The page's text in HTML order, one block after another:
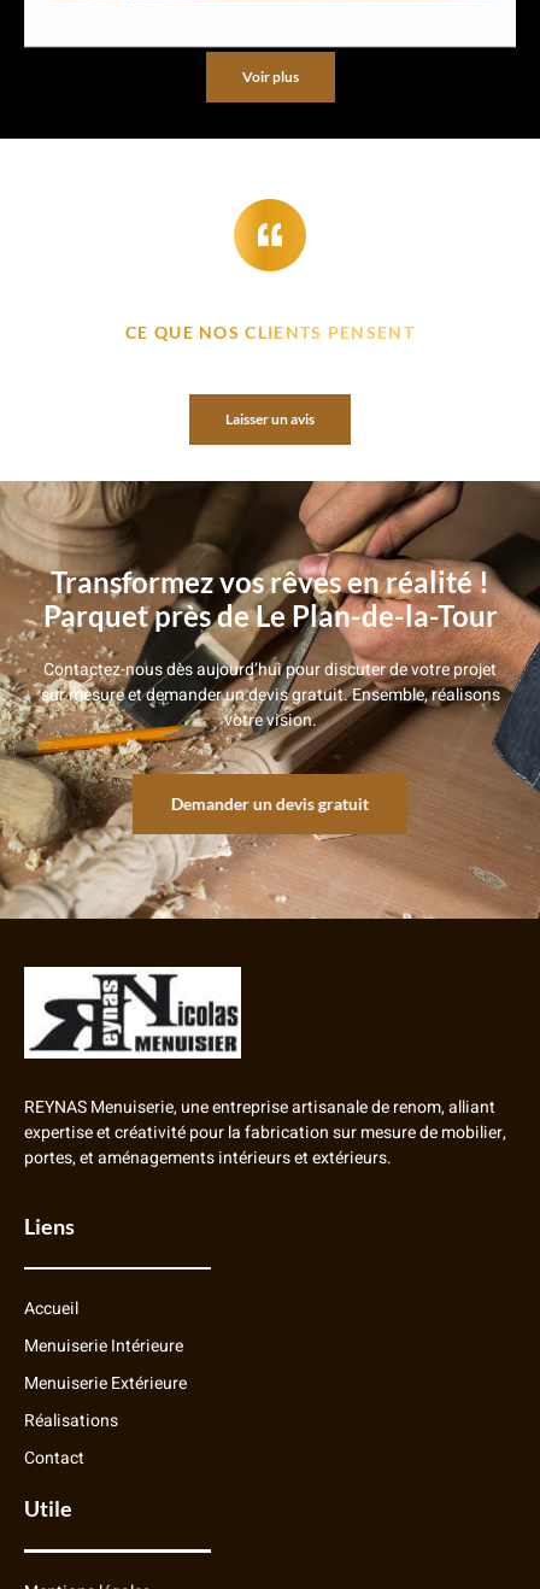
Voir plus
CE QUE NOS CLIENTS PENSENT
Laisser un avis
Transformez vos rêves en réalité !
Parquet près de Le Plan-de-la-Tour
Contactez-nous dès aujourd’hui pour discuter de votre projet
sur mesure et demander un devis gratuit. Ensemble, réalisons
votre vision.
Demander un devis gratuit
REYNAS Menuiserie, une entreprise artisanale de renom, alliant
expertise et créativité pour la fabrication sur mesure de mobilier,
portes, et aménagements intérieurs et extérieurs.
Liens
Accueil
Menuiserie Intérieure
Menuiserie Extérieure
Réalisations
Contact
Utile